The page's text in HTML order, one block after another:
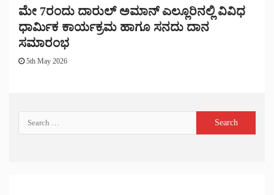
​ಮೇ 7ರಂದು ದಾರುಲ್ ಅಮಾನ್ ಎಲ್ಲೂರಿನಲ್ಲಿ ವಿವಿಧ
ಧಾರ್ಮಿಕ ಕಾರ್ಯಕ್ರಮ ಹಾಗೂ ಸನದು ದಾನ
ಸಮಾರಂಭ
5th May 2026